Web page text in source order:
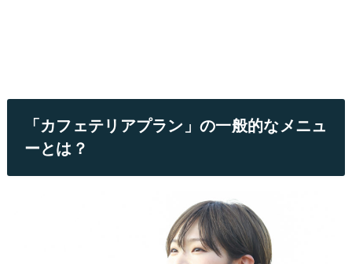
「カフェテリアプラン」の一般的なメニュ
ーとは？